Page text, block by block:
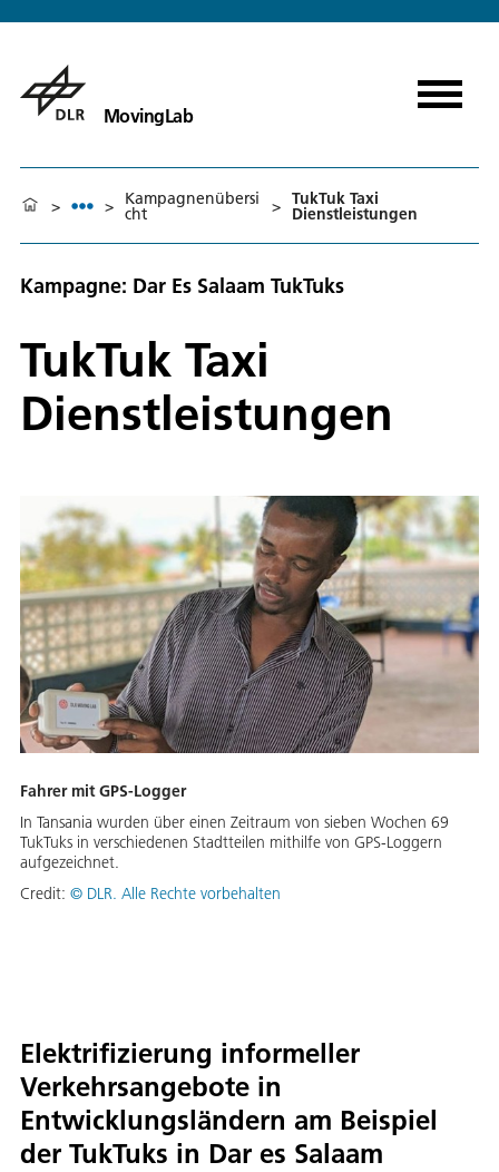
MovingLab
> > Kampagnenübersi
cht > TukTuk Taxi
Dienstleistungen
Kampagne: Dar Es Salaam TukTuks
TukTuk Taxi
Dienstleistungen
Fahrer mit GPS-Logger
In Tansania wurden über einen Zeitraum von sieben Wochen 69
TukTuks in verschiedenen Stadtteilen mithilfe von GPS-Loggern
aufgezeichnet.
Credit: © DLR. Alle Rechte vorbehalten
Elektrifizierung informeller
Verkehrsangebote in
Entwicklungsländern am Beispiel
der TukTuks in Dar es Salaam